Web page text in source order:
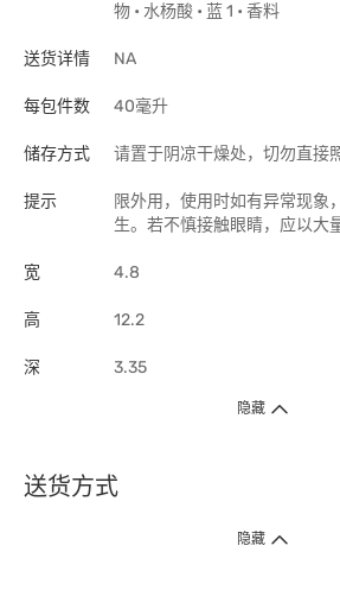
物 • 水杨酸 • 蓝 1 • 香料
送货详情 NA
每包件数 40毫升
储存方式 请置于阴凉干燥处，切勿直接
提示
限外用，使用时如有异常现象
生。若不慎接触眼睛，应以大
宽 4.8
高 12.2
深 3.35
隐藏
送货方式
1. 送货到府（受卫生署条例规管产品除外 ）
隐藏